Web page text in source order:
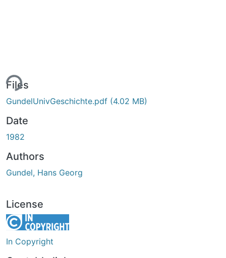
Files
GundelUnivGeschichte.pdf (4.02 MB)
Date
1982
Authors
Gundel, Hans Georg
License
In Copyright